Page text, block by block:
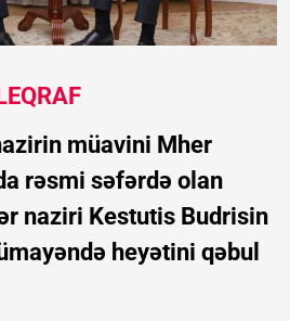
müavini Mher
rəsmi səfərdə olan
naziri Kestutis Budrisin
heyətini qəbul